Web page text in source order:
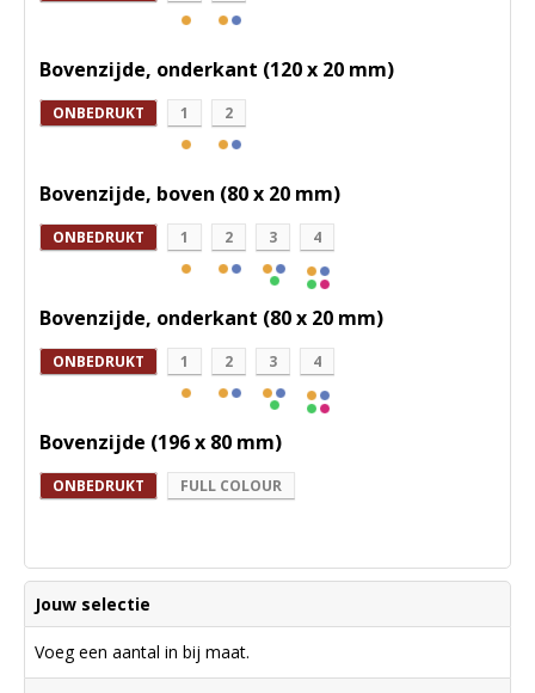
Bovenzijde, onderkant (120 x 20 mm)
ONBEDRUKT 1 2
Bovenzijde, boven (80 x 20 mm)
ONBEDRUKT 1 2 3 4
Bovenzijde, onderkant (80 x 20 mm)
ONBEDRUKT 1 2 3 4
Bovenzijde (196 x 80 mm)
ONBEDRUKT FULL COLOUR
Jouw selectie
Voeg een aantal in bij maat.